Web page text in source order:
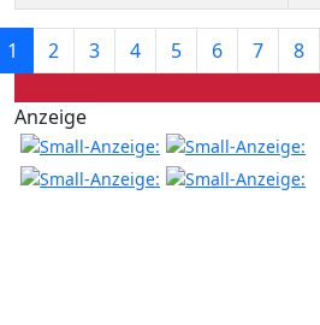
Beiträge
1 2 3 4 5 6 7 8
Anzeige